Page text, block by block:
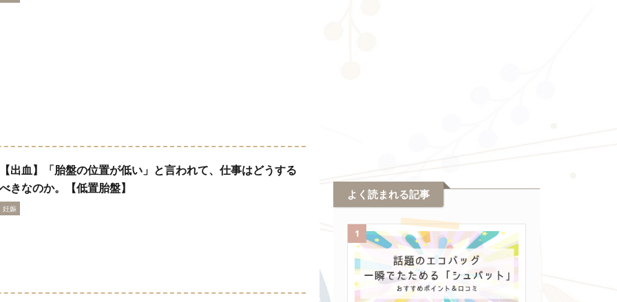
【出血】「胎盤の位置が低い」と言われて、仕事はどうする
べきなのか。【低置胎盤】
妊娠
よく読まれる記事
1